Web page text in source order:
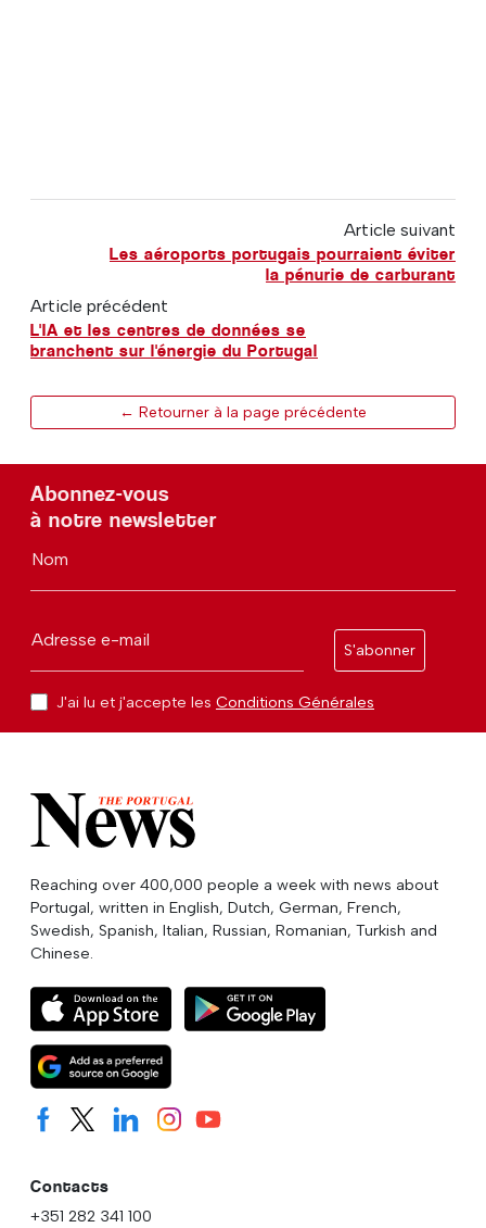
Article suivant
Les aéroports portugais pourraient éviter
la pénurie de carburant
Article précédent
L'IA et les centres de données se
branchent sur l'énergie du Portugal
← Retourner à la page précédente
Abonnez-vous
à notre newsletter
Nom
Adresse e-mail
S'abonner
J'ai lu et j'accepte les Conditions Générales
Reaching over 400,000 people a week with news about
Portugal, written in English, Dutch, German, French,
Swedish, Spanish, Italian, Russian, Romanian, Turkish and
Chinese.
Contacts
+351 282 341 100